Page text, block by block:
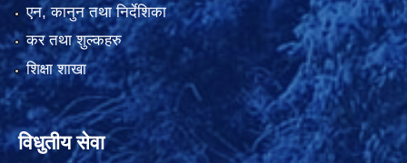
एन, कानुन तथा निर्देशिका
कर तथा शुल्कहरु
शिक्षा शाखा
विधुतीय सेवा